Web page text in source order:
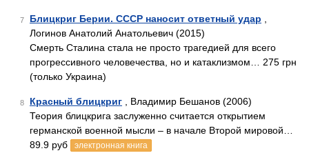
7 Блицкриг Берии. СССР наносит ответный удар
Логинов Анатолий Анатольевич (2015)
Смерть Сталина стала не просто трагедией для всего
прогрессивного человечества, но и катаклизмом… 275 грн
(только Украина)
8 Красный блицкриг , Владимир Бешанов (2006)
Теория блицкрига заслуженно считается открытием
германской военной мысли – в начале Второй мировой…
89.9 руб
электронная книга